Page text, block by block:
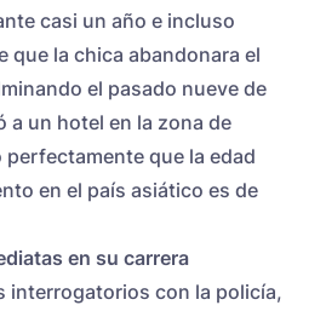
casi un año e incluso
que la chica abandonara el
el pasado nueve de
a un hotel en la zona de
que la edad
en el país asiático es de
en su carrera
interrogatorios con la policía,